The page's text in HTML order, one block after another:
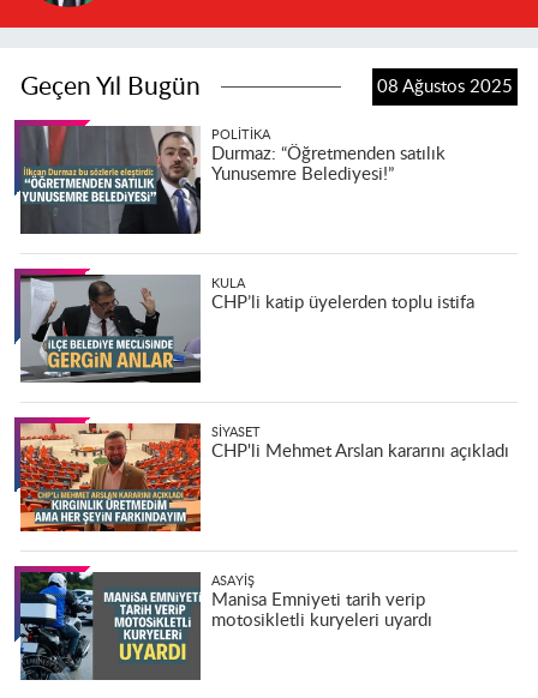
Geçen Yıl Bugün 08 Ağustos 2025
POLITIKA
Durmaz: “Öğretmenden satılık
Yunusemre Belediyesi!”
KULA
CHP’li katip üyelerden toplu istifa
SIYASET
CHP'li Mehmet Arslan kararını açıkladı
ASAYIŞ
Manisa Emniyeti tarih verip
motosikletli kuryeleri uyardı